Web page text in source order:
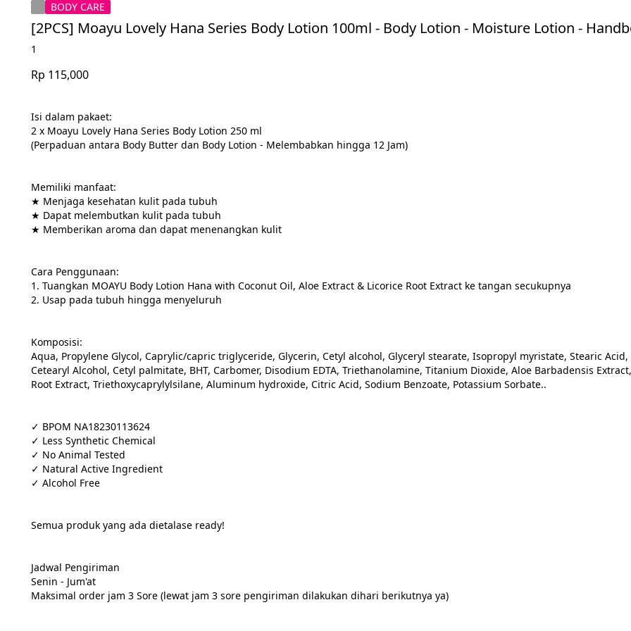
BODY CARE
[2PCS] Moayu Lovely Hana Series Body Lotion 100ml - Body Lotion - Moisture Lotion -
1
Rp 115,000
Isi dalam pakaet:
2 x Moayu Lovely Hana Series Body Lotion 250 ml
(Perpaduan antara Body Butter dan Body Lotion - Melembabkan hingga 12 Jam)
Memiliki manfaat:
★ Menjaga kesehatan kulit pada tubuh
★ Dapat melembutkan kulit pada tubuh
★ Memberikan aroma dan dapat menenangkan kulit
Cara Penggunaan:
1. Tuangkan MOAYU Body Lotion Hana with Coconut Oil, Aloe Extract & Licorice Root Extract ke tangan secukupnya
2. Usap pada tubuh hingga menyeluruh
Komposisi:
Aqua, Propylene Glycol, Caprylic/capric triglyceride, Glycerin, Cetyl alcohol, Glyceryl stearate, Isopropyl myristate, Stearic
Cetearyl Alcohol, Cetyl palmitate, BHT, Carbomer, Disodium EDTA, Triethanolamine, Titanium Dioxide, Aloe Barbadensis
Root Extract, Triethoxycaprylylsilane, Aluminum hydroxide, Citric Acid, Sodium Benzoate, Potassium Sorbate..
✓ BPOM NA18230113624
✓ Less Synthetic Chemical
✓ No Animal Tested
✓ Natural Active Ingredient
✓ Alcohol Free
Semua produk yang ada dietalase ready!
Jadwal Pengiriman
Senin - Jum'at
Maksimal order jam 3 Sore (lewat jam 3 sore pengiriman dilakukan dihari berikutnya ya)